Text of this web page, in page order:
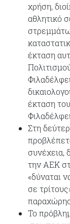
χρήση,
αθλητικό
έκταση
έκταση
Στη
συνέχεια,
την ΑΕΚ
«δύναται
σε
Το